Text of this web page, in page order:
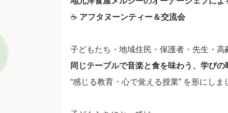
☕ アフタヌーンティー＆交流会
子どもたち・地域住民・保護者・先生・高
同じテーブルで音楽と食を味わう、学びの
“感じる教育・心で覚える授業” を形にしま